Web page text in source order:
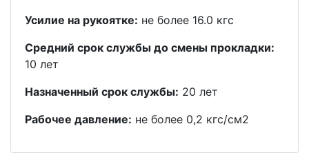
Усилие на рукоятке: не более 16.0 кгс
Средний срок службы до смены прокладки:
10 лет
Назначенный срок службы: 20 лет
Рабочее давление: не более 0,2 кгс/см2